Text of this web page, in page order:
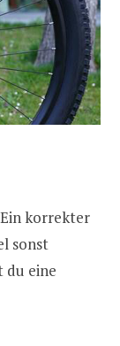
Ein korrekter
sonst
du eine